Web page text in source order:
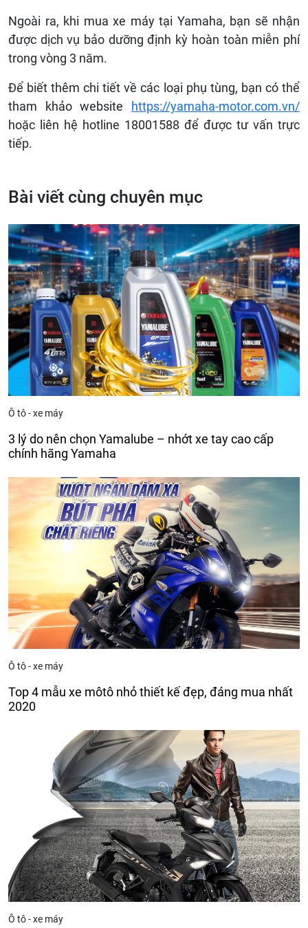
Ngoài ra, khi mua xe máy tại Yamaha, bạn sẽ nhận
được dịch vụ bảo dưỡng định kỳ hoàn toàn miễn phí
trong vòng 3 năm.
Để biết thêm chi tiết về các loại phụ tùng, bạn có thể
tham khảo website https://yamaha-motor.com.vn/
hoặc liên hệ hotline 18001588 để được tư vấn trực
tiếp.
Bài viết cùng chuyên mục
Ô tô - xe máy
3 lý do nên chọn Yamalube – nhớt xe tay cao cấp
chính hãng Yamaha
Ô tô - xe máy
Top 4 mẫu xe môtô nhỏ thiết kế đẹp, đáng mua nhất
2020
Ô tô - xe máy